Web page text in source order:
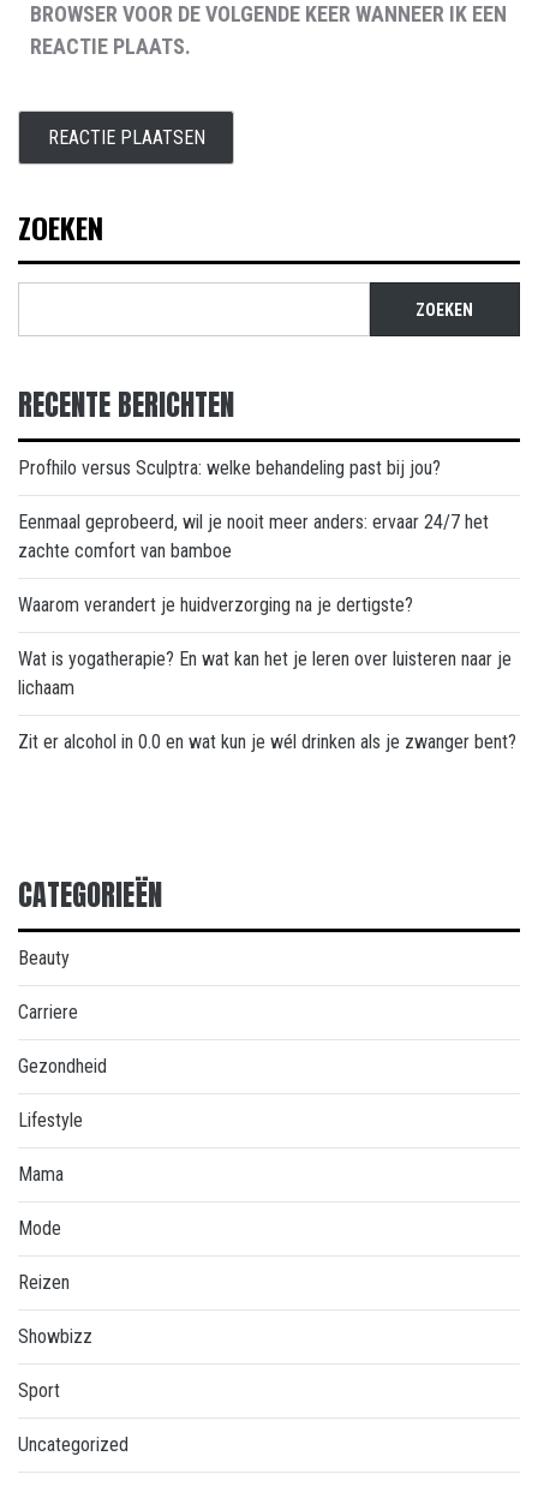
BROWSER VOOR DE VOLGENDE KEER WANNEER IK EEN
REACTIE PLAATS.
ZOEKEN
ZOEKEN
RECENTE BERICHTEN
Profhilo versus Sculptra: welke behandeling past bij jou?
Eenmaal geprobeerd, wil je nooit meer anders: ervaar 24/7 het
zachte comfort van bamboe
Waarom verandert je huidverzorging na je dertigste?
Wat is yogatherapie? En wat kan het je leren over luisteren naar je
lichaam
Zit er alcohol in 0.0 en wat kun je wél drinken als je zwanger bent?
CATEGORIEËN
Beauty
Carriere
Gezondheid
Lifestyle
Mama
Mode
Reizen
Showbizz
Sport
Uncategorized